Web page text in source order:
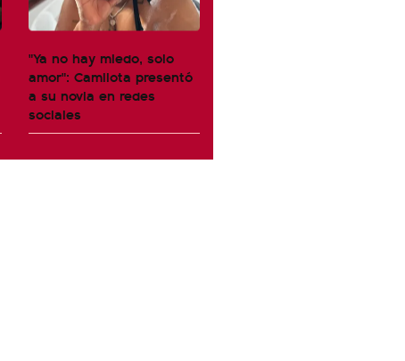
"Ya no hay miedo, solo
amor": Camilota presentó
a su novia en redes
sociales